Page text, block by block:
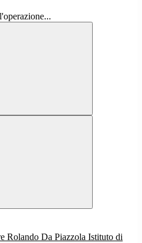
Istituto di